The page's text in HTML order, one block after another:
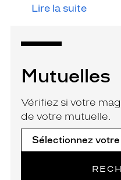
Lire la suite
Mutuelles
Vérifiez si votre
de votre mutuelle.